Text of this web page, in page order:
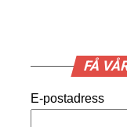
FÅ
E-postadress